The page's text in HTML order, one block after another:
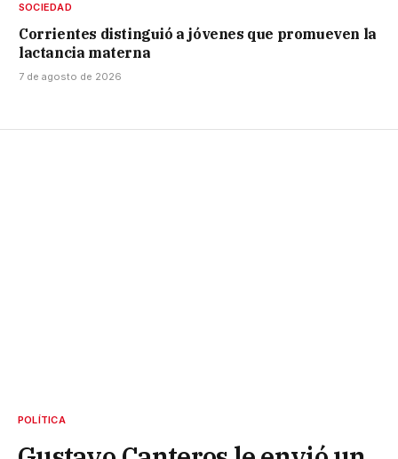
SOCIEDAD
Corrientes distinguió a jóvenes que promueven la
lactancia materna
7 de agosto de 2026
POLÍTICA